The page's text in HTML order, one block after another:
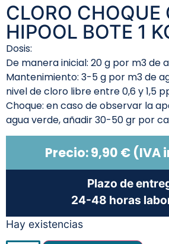
CLORO CHOQUE
HIPOOL BOTE 1
Dosis:
De manera inicial: 20 g por m3 de
Mantenimiento: 3-5 g por m3 de
nivel de cloro libre entre 0,6 y 1,5
Choque: en caso de observar la
agua verde, añadir 30-50 gr por
Precio:9,90 € (IVA
Plazo de
24-48 horas
Hay existencias